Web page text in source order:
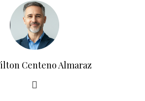
Centeno Almaraz